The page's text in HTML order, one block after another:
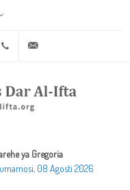
+20 2 25970400
ya Gregoria
08 Agosti 2026